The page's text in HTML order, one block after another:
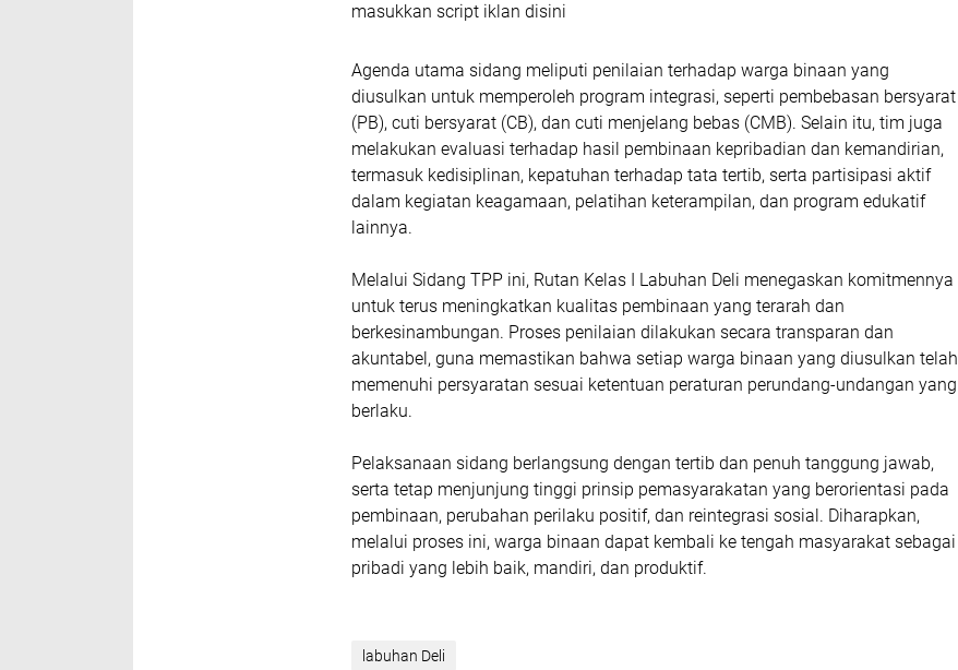
masukkan script iklan disini
Agenda utama sidang meliputi penilaian terhadap warga binaan yang
diusulkan untuk memperoleh program integrasi, seperti pembebasan bersyarat
(PB), cuti bersyarat (CB), dan cuti menjelang bebas (CMB). Selain itu, tim juga
melakukan evaluasi terhadap hasil pembinaan kepribadian dan kemandirian,
termasuk kedisiplinan, kepatuhan terhadap tata tertib, serta partisipasi aktif
dalam kegiatan keagamaan, pelatihan keterampilan, dan program edukatif
lainnya.
Melalui Sidang TPP ini, Rutan Kelas I Labuhan Deli menegaskan komitmennya
untuk terus meningkatkan kualitas pembinaan yang terarah dan
berkesinambungan. Proses penilaian dilakukan secara transparan dan
akuntabel, guna memastikan bahwa setiap warga binaan yang diusulkan telah
memenuhi persyaratan sesuai ketentuan peraturan perundang-undangan yang
berlaku.
Pelaksanaan sidang berlangsung dengan tertib dan penuh tanggung jawab,
serta tetap menjunjung tinggi prinsip pemasyarakatan yang berorientasi pada
pembinaan, perubahan perilaku positif, dan reintegrasi sosial. Diharapkan,
melalui proses ini, warga binaan dapat kembali ke tengah masyarakat sebagai
pribadi yang lebih baik, mandiri, dan produktif.
labuhan Deli